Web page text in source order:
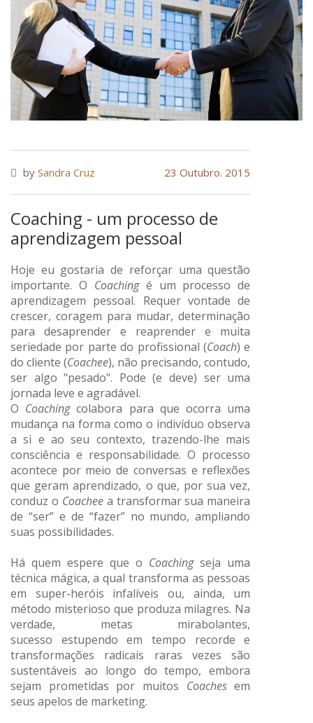
by Sandra Cruz 23 Outubro. 2015
Coaching - um processo de
aprendizagem pessoal
Hoje eu gostaria de reforçar uma questão
importante. O Coachingé um processo de
aprendizagem pessoal. Requer vontade de
crescer, coragem para mudar, determinação
para desaprender e reaprender e muita
seriedade por parte do profissional (Coach) e
do cliente (Coachee), não precisando, contudo,
ser algo "pesado". Pode (e deve) ser uma
jornada leve e agradável.
O Coachingcolabora para que ocorra uma
mudança na forma como o indivíduo observa
a si e ao seu contexto, trazendo-lhe mais
consciência e responsabilidade. O processo
acontece por meio de conversas e reflexões
que geram aprendizado, o que, por sua vez,
conduz o Coacheea transformar sua maneira
de “ser” e de “fazer” no mundo, ampliando
suas possibilidades.
Há quem espere que o Coachingseja uma
técnica mágica, a qual transforma as pessoas
em super-heróis infalíveis ou, ainda, um
método misterioso que produza milagres. Na
verdade, metas mirabolantes,
sucesso
estupendo em tempo recorde e
transformações radicais raras vezes são
sustentáveis ao longo do tempo, embora
sejam prometidas por muitos Coachesem
seus apelos de marketing.